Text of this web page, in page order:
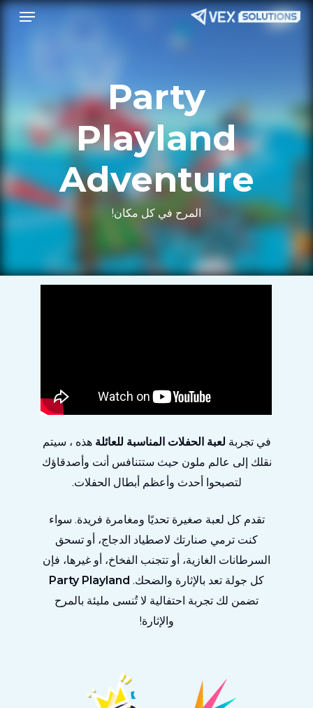
قائمة طعام
Party
Playland
Adventure
المرح في كل مكان!
في تجربة لعبة الحفلات المناسبة للعائلة هذه ، سيتم
نقلك إلى عالم ملون حيث ستتنافس أنت وأصدقاؤك
لتصبحوا أحدث وأعظم أبطال الحفلات.
تقدم كل لعبة صغيرة تحديًا ومغامرة فريدة. سواء
كنت ترمي صنارتك لاصطياد الدجاج، أو تسحق
السرطانات الغازية، أو تتجنب الفخاخ، أو غيرها، فإن
كل جولة تعد بالإثارة والضحك. Party Playland
تضمن لك تجربة احتفالية لا تُنسى مليئة بالمرح
والإثارة!
Menu